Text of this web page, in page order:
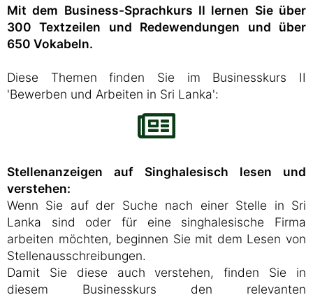
Mit dem Business-Sprachkurs II lernen Sie über
300 Textzeilen und Redewendungen und über
650 Vokabeln.
Diese Themen finden Sie im Businesskurs II
'Bewerben und Arbeiten in Sri Lanka':
Stellenanzeigen auf Singhalesisch lesen und
verstehen:
Wenn Sie auf der Suche nach einer Stelle in Sri
Lanka sind oder für eine singhalesische Firma
arbeiten möchten, beginnen Sie mit dem Lesen von
Stellenausschreibungen.
Damit Sie diese auch verstehen, finden Sie in
diesem Businesskurs den relevanten